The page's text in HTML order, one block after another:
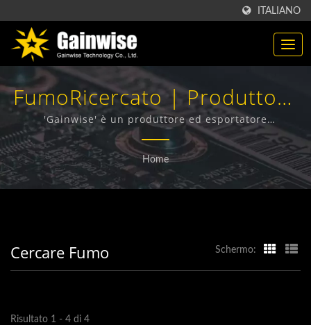
ITALIANO
FumoRicercato | Produttore
Di Prodotti Di
Telecomunicazione Made In
Taiwan | Gainwise
'Gainwise' è un produttore ed esportatore
specializzato nella progettazione, sviluppo e
produzione di Terminali Wireless Fissi, Interfono 4G,
Apri Cancello 4G e Rilevatore di Fumo 4G.
Home
Cercare Fumo Schermo:
Risultato 1 - 4 di 4